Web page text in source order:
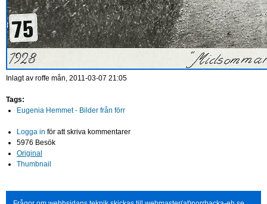
Inlagt av roffe mån, 2011-03-07 21:05
Tags:
Eugenia Hemmet - Bilder från förr
Logga in för att skriva kommentarer
5976 Besök
Original
Thumbnail